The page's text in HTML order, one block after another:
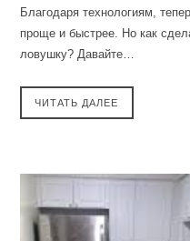
Благодаря технологиям,
проще и быстрее. Но как
ловушку? Давайте…
ЧИТАТЬ ДАЛЕЕ